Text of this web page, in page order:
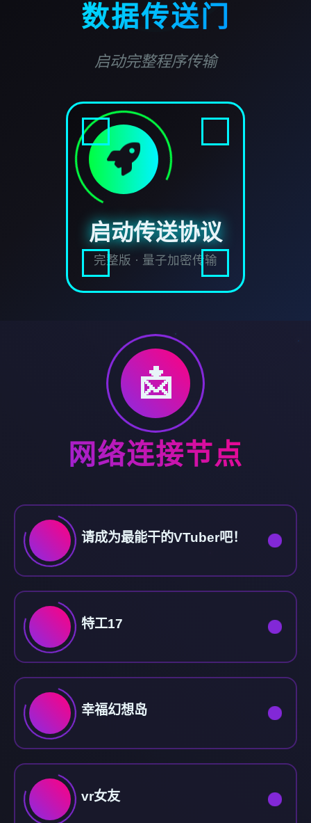
数据传送门
启动完整程序传输
启动传送协议
完整版 · 量子加密传输
📩
网络连接节点
请成为最能干的VTuber吧！
特工17
幸福幻想岛
vr女友